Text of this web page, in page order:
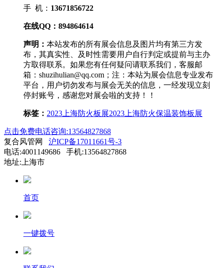
手 机： 13671856722
在线QQ：894864614
声明： 本站发布的所有展会信息及图片均有第三方发
布，其真实性、及时性需要用户自行判定或提前与主办
方取得联系。如果您有任何疑问请联系我们，客服邮
箱：shuzihulian@qq.com；注：本站为展会信息专业发布
平台，用户切勿发布与展会无关的信息，一经发现立刻
停封账号，感谢您对展会啦的支持！！
标签： 2023上海防火板展2023上海防火保温装饰板展
点击免费电话咨询:13564827868
复合风管网 沪ICP备17011661号-3
电话:4001149686 手机:13564827868
地址:上海市
首页
一键拨号